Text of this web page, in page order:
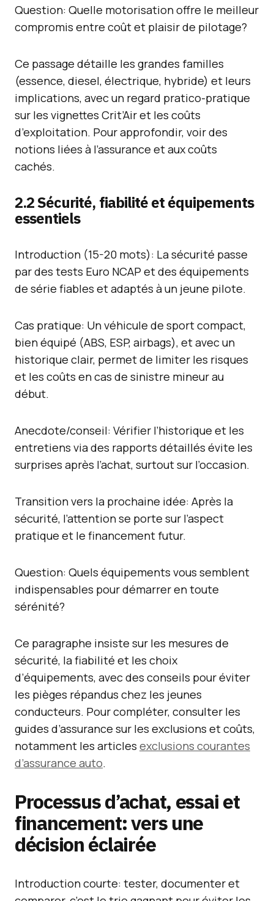
Question: Quelle motorisation offre le meilleur
compromis entre coût et plaisir de pilotage?
Ce passage détaille les grandes familles
(essence, diesel, électrique, hybride) et leurs
implications, avec un regard pratico-pratique
sur les vignettes Crit’Air et les coûts
d’exploitation. Pour approfondir, voir des
notions liées à l’assurance et aux coûts
cachés.
2.2 Sécurité, fiabilité et équipements
essentiels
Introduction (15-20 mots): La sécurité passe
par des tests Euro NCAP et des équipements
de série fiables et adaptés à un jeune pilote.
Cas pratique: Un véhicule de sport compact,
bien équipé (ABS, ESP, airbags), et avec un
historique clair, permet de limiter les risques
et les coûts en cas de sinistre mineur au
début.
Anecdote/conseil: Vérifier l’historique et les
entretiens via des rapports détaillés évite les
surprises après l’achat, surtout sur l’occasion.
Transition vers la prochaine idée: Après la
sécurité, l’attention se porte sur l’aspect
pratique et le financement futur.
Question: Quels équipements vous semblent
indispensables pour démarrer en toute
sérénité?
Ce paragraphe insiste sur les mesures de
sécurité, la fiabilité et les choix
d’équipements, avec des conseils pour éviter
les pièges répandus chez les jeunes
conducteurs. Pour compléter, consulter les
guides d’assurance sur les exclusions et coûts,
notamment les articles exclusions courantes
d’assurance auto.
Processus d’achat, essai et
financement: vers une
décision éclairée
Introduction courte: tester, documenter et